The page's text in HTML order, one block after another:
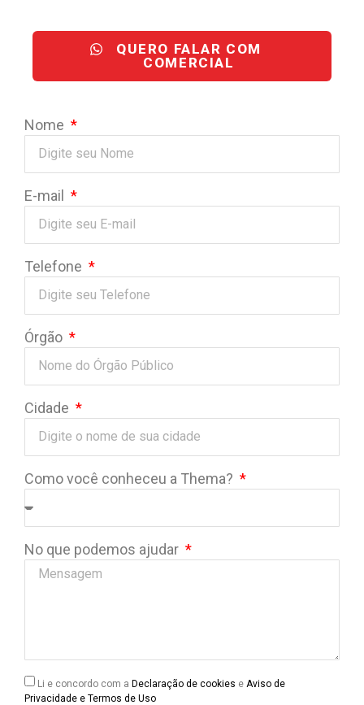
QUERO FALAR COM
COMERCIAL
Nome
E-mail
Telefone
Órgão
Cidade
Como você conheceu a Thema?
No que podemos ajudar
Li e concordo com a Declaração de cookies e Aviso de
Privacidade e Termos de Uso